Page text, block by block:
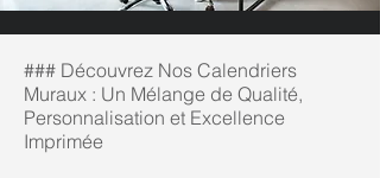
### Découvrez Nos Calendriers
Muraux : Un Mélange de Qualité,
Personnalisation et Excellence
Imprimée